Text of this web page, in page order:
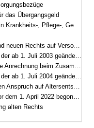
das Übergangsgeld
für ehemalige Mitglieder des Bayerischen Landtags
die vor dem 1. November 1990 entstanden sind
und Hinterbliebenenversorgung
mehrerer Bezüge aus öffentlichen Kassen
und Hinterbliebenenversorgung
beim Zusammentreffen mehrerer Versorgungsbezüge
begonnene Tätigkeiten, Evaluation
alten Rechts